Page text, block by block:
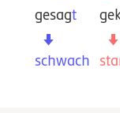
gesagt
schwach